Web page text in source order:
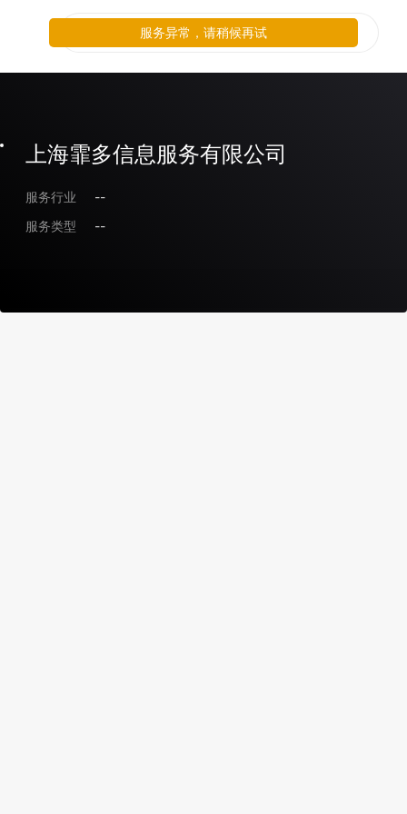
上海霏多信息服务有限公司
服务行业
--
服务类型
--
服务异常，请稍候再试